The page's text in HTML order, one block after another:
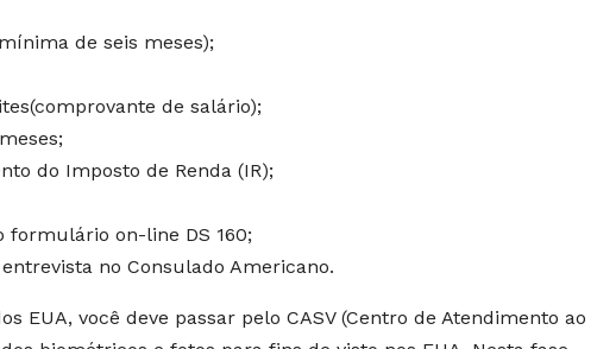
de seis meses);
de salário);
do Imposto de Renda (IR);
on-line DS 160;
no Consulado Americano.
EUA, você deve passar pelo CASV (Centro de Atendimento ao